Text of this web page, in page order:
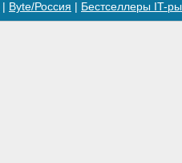
Byte/Россия Бестселлеры IT-